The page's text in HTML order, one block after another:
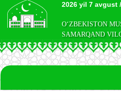
2026 yil 7 avgust
O‘ZBEKISTON
SAMARQAND